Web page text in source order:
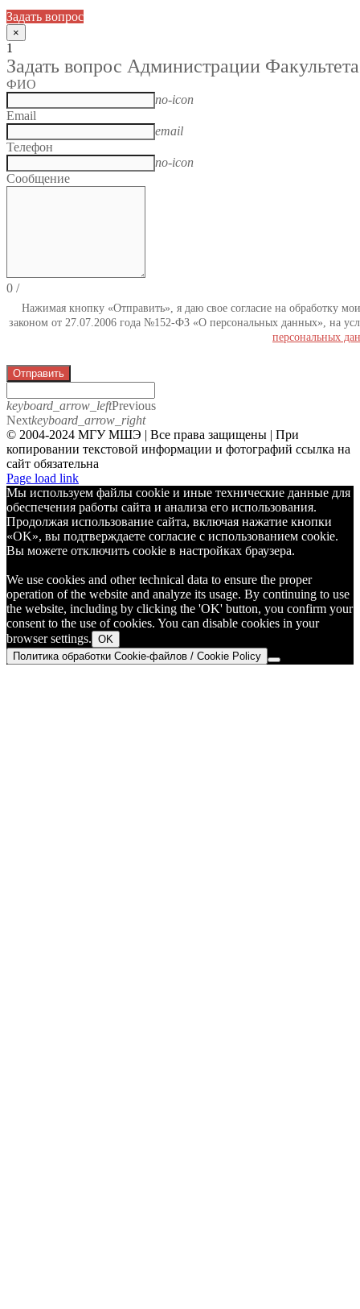
Задать вопрос
×
1
Задать вопрос Администрации Факультета
ФИО
no-icon
Email
email
Телефон
no-icon
Сообщение
0 /
Нажимая кнопку «Отправить», я даю свое согласие на обработку
законом от 27.07.2006 года №152-ФЗ «О персональных данных», на
персональных
Отправить
keyboard_arrow_leftPrevious
Nextkeyboard_arrow_right
© 2004-2024 МГУ МШЭ | Все права защищены | При
копировании текстовой информации и фотографий ссылка на
сайт обязательна
Telegram
Page load link
Мы используем файлы cookie и иные технические данные для
обеспечения работы сайта и анализа его использования.
Продолжая использование сайта, включая нажатие кнопки
«OK», вы подтверждаете согласие с использованием cookie.
Вы можете отключить cookie в настройках браузера.
We use cookies and other technical data to ensure the proper
operation of the website and analyze its usage. By continuing to use
the website, including by clicking the 'OK' button, you confirm your
consent to the use of cookies. You can disable cookies in your
browser settings. OK
Политика обработки Cookie-файлов / Cookie Policy